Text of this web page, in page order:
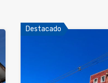
Destacado